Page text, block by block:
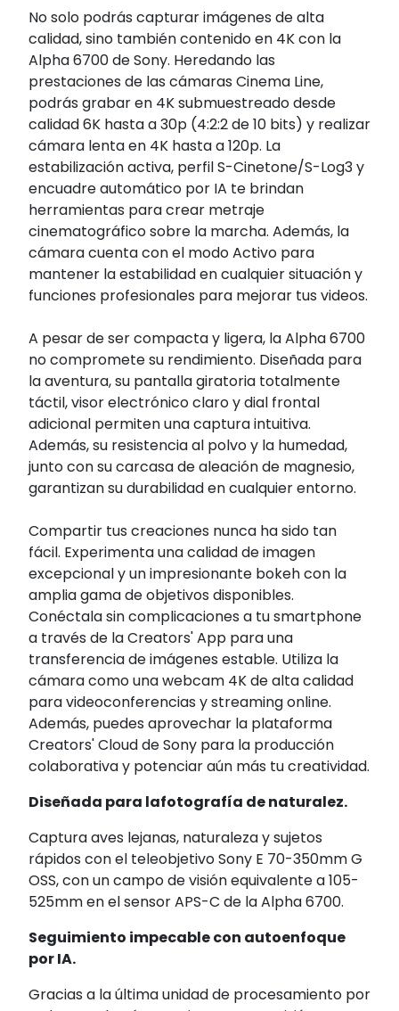
No solo podrás capturar imágenes de alta
calidad, sino también contenido en 4K con la
Alpha 6700 de Sony. Heredando las
prestaciones de las cámaras Cinema Line,
podrás grabar en 4K submuestreado desde
calidad 6K hasta a 30p (4:2:2 de 10 bits) y realizar
cámara lenta en 4K hasta a 120p. La
estabilización activa, perfil S-Cinetone/S-Log3 y
encuadre automático por IA te brindan
herramientas para crear metraje
cinematográfico sobre la marcha. Además, la
cámara cuenta con el modo Activo para
mantener la estabilidad en cualquier situación y
funciones profesionales para mejorar tus videos.
A pesar de ser compacta y ligera, la Alpha 6700
no compromete su rendimiento. Diseñada para
la aventura, su pantalla giratoria totalmente
táctil, visor electrónico claro y dial frontal
adicional permiten una captura intuitiva.
Además, su resistencia al polvo y la humedad,
junto con su carcasa de aleación de magnesio,
garantizan su durabilidad en cualquier entorno.
Compartir tus creaciones nunca ha sido tan
fácil. Experimenta una calidad de imagen
excepcional y un impresionante bokeh con la
amplia gama de objetivos disponibles.
Conéctala sin complicaciones a tu smartphone
a través de la Creators' App para una
transferencia de imágenes estable. Utiliza la
cámara como una webcam 4K de alta calidad
para videoconferencias y streaming online.
Además, puedes aprovechar la plataforma
Creators' Cloud de Sony para la producción
colaborativa y potenciar aún más tu creatividad.
Diseñada para lafotografía de naturalez.
Captura aves lejanas, naturaleza y sujetos
rápidos con el teleobjetivo Sony E 70-350mm G
OSS, con un campo de visión equivalente a 105-
525mm en el sensor APS-C de la Alpha 6700.
Seguimiento impecable con autoenfoque
por IA.
Gracias a la última unidad de procesamiento por